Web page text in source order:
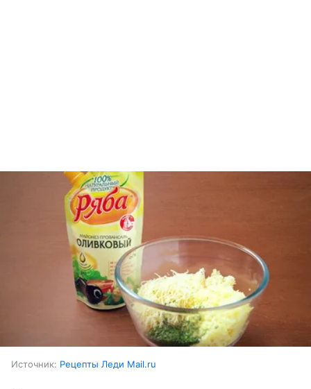
Источник: Рецепты Леди Mail.ru